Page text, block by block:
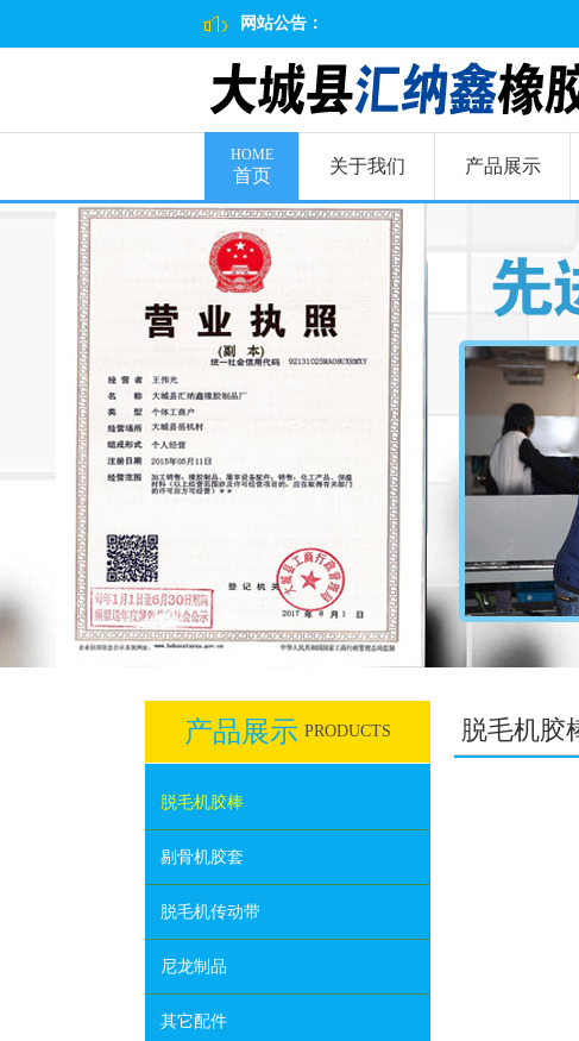
网站公告：
HOME
首页 关于我们 产品展示
产品展示 PRODUCTS
脱毛机胶棒
剔骨机胶套
脱毛机传动带
尼龙制品
其它配件
脱毛机胶